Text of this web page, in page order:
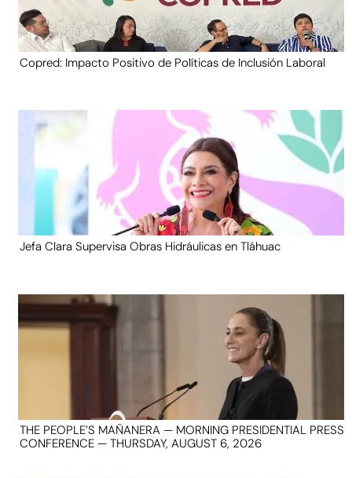
Copred: Impacto Positivo de Políticas de Inclusión Laboral
Jefa Clara Supervisa Obras Hidráulicas en Tláhuac
THE PEOPLE’S MAÑANERA — MORNING PRESIDENTIAL PRESS
CONFERENCE — THURSDAY, AUGUST 6, 2026